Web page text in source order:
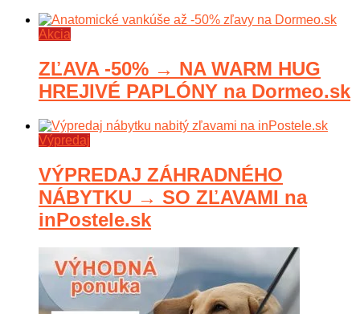
Akcia
ZĽAVA -50% → NA WARM HUG
HREJIVÉ PAPLÓNY na Dormeo.sk
Výpredaj
VÝPREDAJ ZÁHRADNÉHO
NÁBYTKU → SO ZĽAVAMI na
inPostele.sk